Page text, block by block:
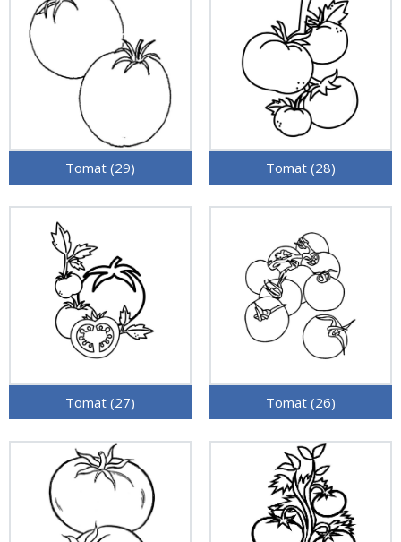
Tomat (29) Tomat (28)
Tomat (27) Tomat (26)